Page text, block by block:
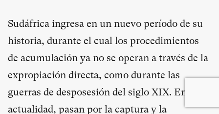
Sudáfrica ingresa en un nuevo período de su
historia, durante el cual los procedimientos
de acumulación ya no se operan a través de la
expropiación directa, como durante las
guerras de desposesión del siglo XIX. En la
actualidad, pasan por la captura y la